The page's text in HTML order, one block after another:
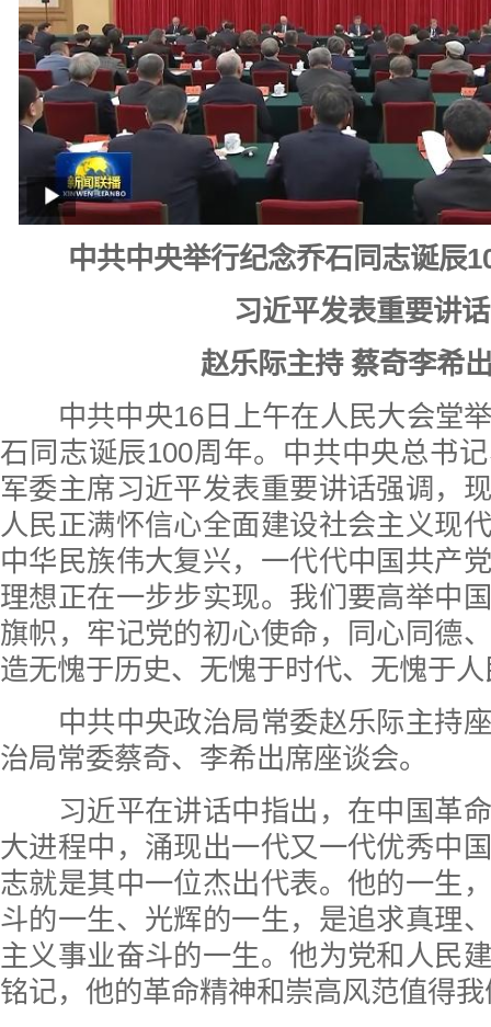
中共中央举行纪念乔石同志诞辰
习近平发表重要讲话
赵乐际主持 蔡奇李希
中共中央16日上午在人民大会堂举
石同志诞辰100周年。中共中央总书
军委主席习近平发表重要讲话强调，
人民正满怀信心全面建设社会主义现
中华民族伟大复兴，一代代中国共产
理想正在一步步实现。我们要高举中
旗帜，牢记党的初心使命，同心同德
造无愧于历史、无愧于时代、无愧于
中共中央政治局常委赵乐际主持座
治局常委蔡奇、李希出席座谈会。
习近平在讲话中指出，在中国革命
大进程中，涌现出一代又一代优秀中
志就是其中一位杰出代表。他的一生
斗的一生、光辉的一生，是追求真理
主义事业奋斗的一生。他为党和人民
铭记，他的革命精神和崇高风范值得